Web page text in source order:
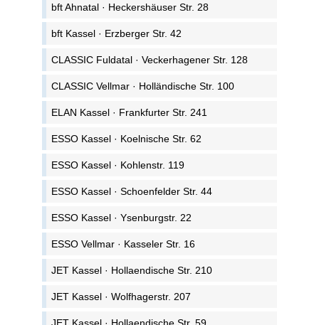
bft Ahnatal · Heckershäuser Str. 28
bft Kassel · Erzberger Str. 42
CLASSIC Fuldatal · Veckerhagener Str. 128
CLASSIC Vellmar · Holländische Str. 100
ELAN Kassel · Frankfurter Str. 241
ESSO Kassel · Koelnische Str. 62
ESSO Kassel · Kohlenstr. 119
ESSO Kassel · Schoenfelder Str. 44
ESSO Kassel · Ysenburgstr. 22
ESSO Vellmar · Kasseler Str. 16
JET Kassel · Hollaendische Str. 210
JET Kassel · Wolfhagerstr. 207